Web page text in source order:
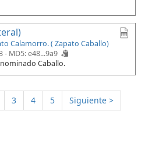
Calamorro. ( Zapato Caballo)
- MD5: e48...9a9
Caballo.
3 4 5
Siguiente >